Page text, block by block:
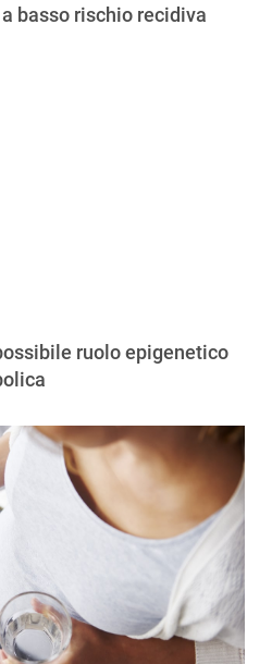
basso rischio recidiva
ruolo epigenetico